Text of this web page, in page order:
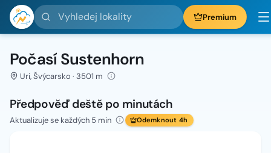
Vyhledej lokality Premium
Počasí Sustenhorn
Uri, Švýcarsko · 3501 m
Předpověď deště po minutách
Aktualizuje se každých 5 min Odemknout 4h